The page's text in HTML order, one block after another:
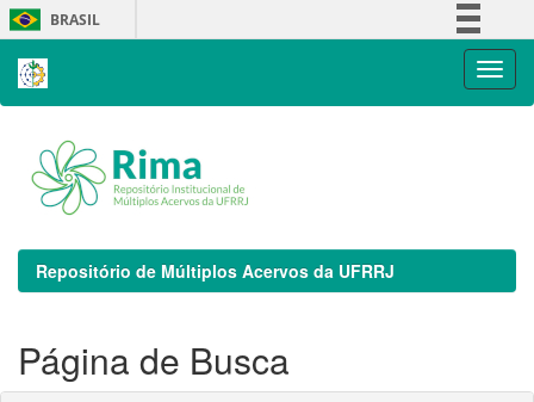
Skip
navigation
BRASIL
Repositório de Múltiplos Acervos da UFRRJ
Página de Busca